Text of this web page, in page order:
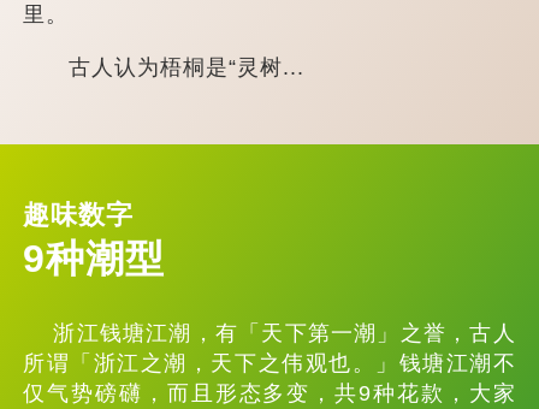
里。
古人认为梧桐是“灵树...
趣味数字
9种潮型
浙江钱塘江潮，有「天下第一潮」之誉，古人
所谓「浙江之潮，天下之伟观也。」钱塘江潮不
仅气势磅礴，而且形态多变，共9种花款，大家